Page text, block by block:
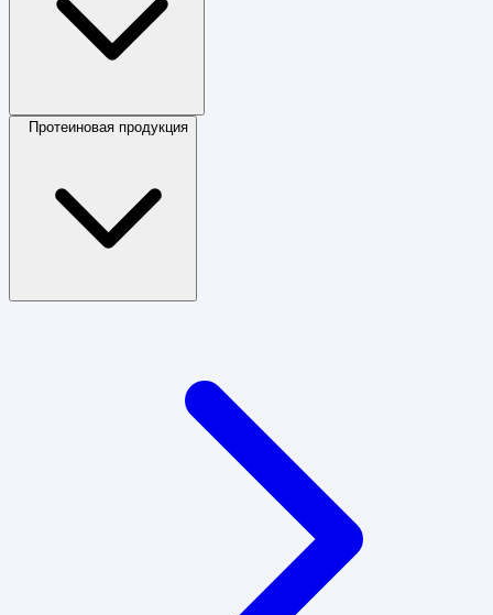
Протеиновая продукция